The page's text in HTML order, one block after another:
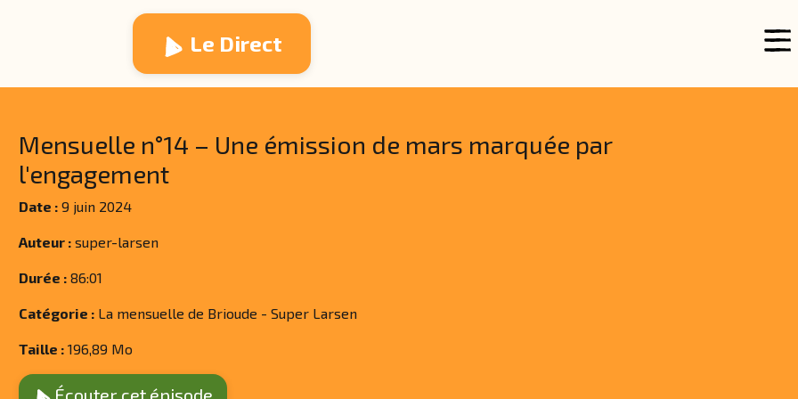
Le Direct
Mensuelle n°14 – Une émission de mars marquée par
l'engagement
Date : 9 juin 2024
Auteur : super-larsen
Durée : 86:01
Catégorie : La mensuelle de Brioude - Super Larsen
Taille : 196,89 Mo
Écouter cet épisode